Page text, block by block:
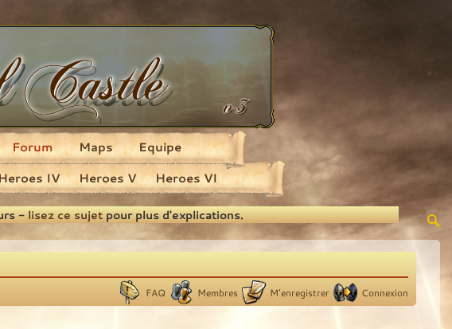
Heroes IV Heroes V Heroes VI
Forum Maps Equipe
-lisez ce sujetpour plus d'explications.
FAQ Membres M’enregistrer Connexion